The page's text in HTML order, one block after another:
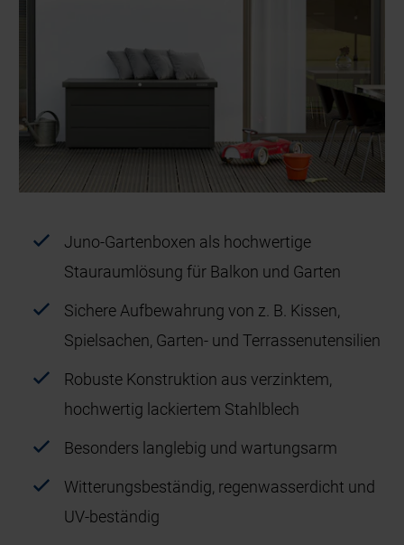
Juno-Gartenboxen als hochwertige
Stauraumlösung für Balkon und Garten
Sichere Aufbewahrung von z. B. Kissen,
Spielsachen, Garten- und Terrassenutensilien
Robuste Konstruktion aus verzinktem,
hochwertig lackiertem Stahlblech
Besonders langlebig und wartungsarm
Witterungsbeständig, regenwasserdicht und
UV-beständig